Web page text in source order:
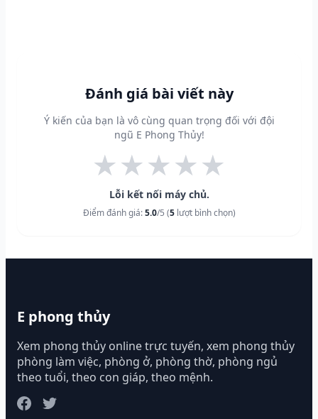
Đánh giá bài viết này
Ý kiến của bạn là vô cùng quan trọng đối với đội
ngũ E Phong Thủy!
★★★★★
Lỗi kết nối máy chủ.
Điểm đánh giá:5.0/5 (5lượt bình chọn)
E phong thủy
Xem phong thủy online trực tuyến, xem phong thủy
phòng làm việc, phòng ở, phòng thờ, phòng ngủ
theo tuổi, theo con giáp, theo mệnh.